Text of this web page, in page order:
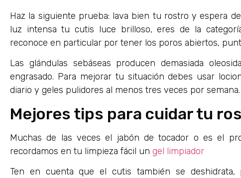
Haz la siguiente prueba: lava bien tu rostro y espera
luz intensa tu cutis luce brilloso, eres de la
reconoce en particular por tener los poros abiertos,
Las glándulas sebáseas producen demasiada
engrasado. Para mejorar tu situación debes usar
diario y geles pulidores al menos tres veces por semana.
Mejores tips para cuidar tu
Muchas de las veces el jabón de tocador o es el
recordamos en tu limpieza fácil un gel limpiador
Ten en cuenta que el cutis también se deshidrata,